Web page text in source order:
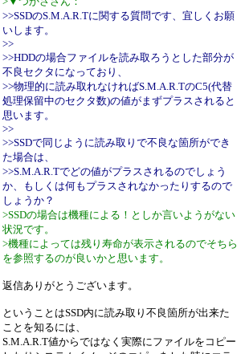
>>SSDのS.M.A.R.Tに関する質問です、宜しくお願
いします。
>>
>>HDDの場合ファイルを読み取ろうとした部分が
不良セクタになっており、
>>物理的に読み取れなければS.M.A.R.TのC5(代替
処理保留中のセクタ数)の値がまずプラスされると
思います。
>>
>>SSDで同じように読み取りで不良な箇所ができ
た場合は、
>>S.M.A.R.Tでどの値がプラスされるのでしょう
か、もしくは何もプラスされなかったりするので
しょうか？
>SSDの場合は機種による！としか言いようがない
状況です。
>機種によっては残り寿命が表示されるのでそちら
を参照するのが良いかと思います。
返信ありがとうございます。
ということはSSD内に読み取り不良箇所が出来た
ことを知るには、
S.M.A.R.T値からではなく実際にファイルをコピー